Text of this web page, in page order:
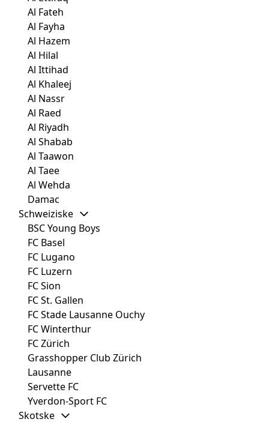
Al Fateh
Al Fayha
Al Hazem
Al Hilal
Al Ittihad
Al Khaleej
Al Nassr
Al Raed
Al Riyadh
Al Shabab
Al Taawon
Al Taee
Al Wehda
Damac
Schweiziske
BSC Young Boys
FC Basel
FC Lugano
FC Luzern
FC Sion
FC St. Gallen
FC Stade Lausanne Ouchy
FC Winterthur
FC Zürich
Grasshopper Club Zürich
Lausanne
Servette FC
Yverdon-Sport FC
Skotske